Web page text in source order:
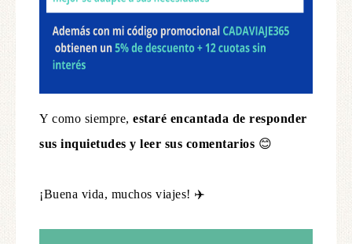
Y como siempre, estaré encantada de responder
sus inquietudes y leer sus comentarios 😊
¡Buena vida, muchos viajes! ✈️